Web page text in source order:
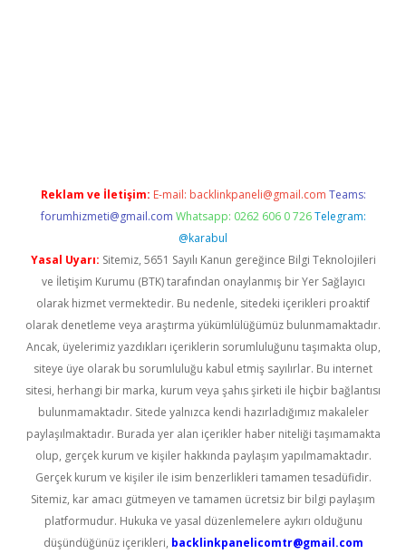
Reklam ve İletişim: E-mail: backlinkpaneli@gmail.com Teams:
forumhizmeti@gmail.com Whatsapp: 0262 606 0 726 Telegram:
@karabul
Yasal Uyarı: Sitemiz, 5651 Sayılı Kanun gereğince Bilgi Teknolojileri
ve İletişim Kurumu (BTK) tarafından onaylanmış bir Yer Sağlayıcı
olarak hizmet vermektedir. Bu nedenle, sitedeki içerikleri proaktif
olarak denetleme veya araştırma yükümlülüğümüz bulunmamaktadır.
Ancak, üyelerimiz yazdıkları içeriklerin sorumluluğunu taşımakta olup,
siteye üye olarak bu sorumluluğu kabul etmiş sayılırlar. Bu internet
sitesi, herhangi bir marka, kurum veya şahıs şirketi ile hiçbir bağlantısı
bulunmamaktadır. Sitede yalnızca kendi hazırladığımız makaleler
paylaşılmaktadır. Burada yer alan içerikler haber niteliği taşımamakta
olup, gerçek kurum ve kişiler hakkında paylaşım yapılmamaktadır.
Gerçek kurum ve kişiler ile isim benzerlikleri tamamen tesadüfidir.
Sitemiz, kar amacı gütmeyen ve tamamen ücretsiz bir bilgi paylaşım
platformudur. Hukuka ve yasal düzenlemelere aykırı olduğunu
düşündüğünüz içerikleri, backlinkpanelicomtr@gmail.com